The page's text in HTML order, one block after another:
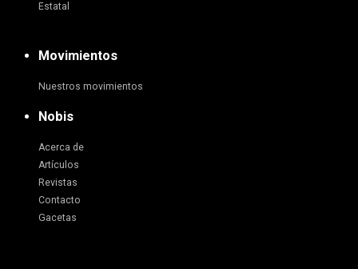
Estatal
Movimientos
Nuestros movimientos
Nobis
Acerca de
Artículos
Revistas
Contacto
Gacetas